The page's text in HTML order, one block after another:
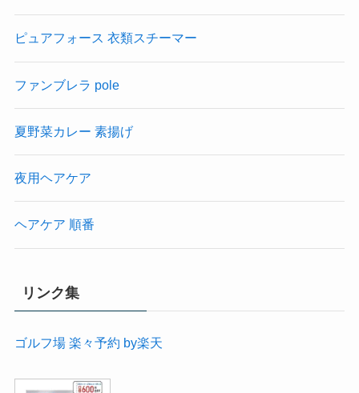
ピュアフォース 衣類スチーマー
ファンブレラ pole
夏野菜カレー 素揚げ
夜用ヘアケア
ヘアケア 順番
リンク集
ゴルフ場 楽々予約 by楽天